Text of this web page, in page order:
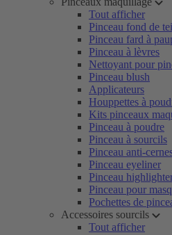
Tout afficher
Pinceau fond de
Pinceau fard à
Pinceau à lèvres
Nettoyant pour
Pinceau blush
Applicateurs
Houppettes à
Kits pinceaux
Pinceau à poudre
Pinceau à sourcils
Pinceau anti-
Pinceau eyeliner
Pinceau
Pinceau pour
Pochettes de
Accessoires sourcils
Tout afficher